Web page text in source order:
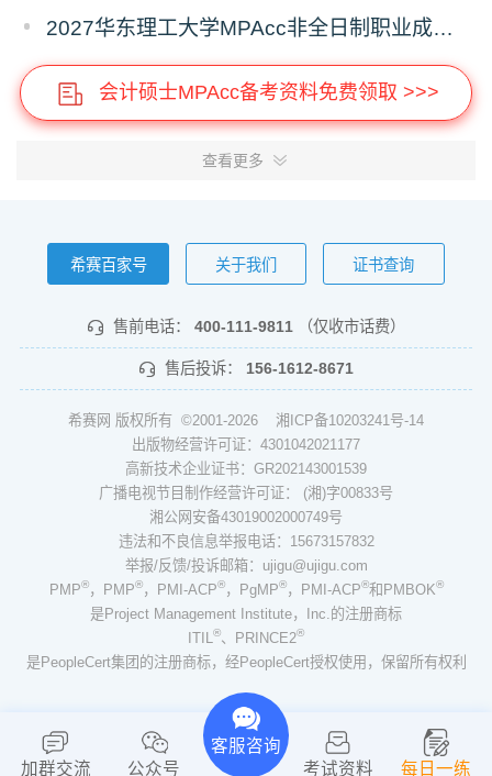
2027华东理工大学MPAcc非全日制职业成长营7月专场开放报名！
会计硕士MPAcc备考资料免费领取 >>>
查看更多
希赛百家号 关于我们 证书查询
售前电话： 400-111-9811 （仅收市话费）
售后投诉： 156-1612-8671
希赛网 版权所有 ©2001-2026 湘ICP备10203241号-14
出版物经营许可证：4301042021177
高新技术企业证书：GR202143001539
广播电视节目制作经营许可证： (湘)字00833号
湘公网安备43019002000749号
违法和不良信息举报电话：15673157832
举报/反馈/投诉邮箱：ujigu@ujigu.com
PMP®，PMP®，PMI-ACP®，PgMP®，PMI-ACP®和PMBOK®
是Project Management Institute，Inc.的注册商标
ITIL®、PRINCE2®
是PeopleCert集团的注册商标，经PeopleCert授权使用，保留所有权利
加群交流 公众号
客服咨询
考试资料
每日一练